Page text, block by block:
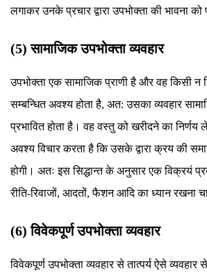
लगाकर उनके प्रचार द्वारा उपभोक्ता की भावना को
(5) सामाजिक उपभोक्ता व्यवहार
उपभोक्ता एक सामाजिक प्राणी है और वह किसी
सम्बन्धित अवश्य होता है, अत: उसका व्यवहार
प्रभावित होता है। वह वस्तु को खरीदने का
अवश्य विचार करता है कि उसके द्वारा क्रय की
होगी। अतः इस सिद्धान्त के अनुसार एक विक्रयं
रीति-रिवाजों, आदतों, फैशन आदि का ध्यान रखना
(6) विवेकपूर्ण उपभोक्ता व्यवहार
विवेकपूर्ण उपभोक्ता व्यवहार से तात्पर्य ऐसे